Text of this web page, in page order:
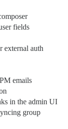
fields
external auth
emails
in the admin UI
group